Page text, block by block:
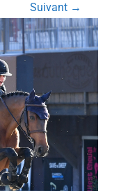
Suivant →